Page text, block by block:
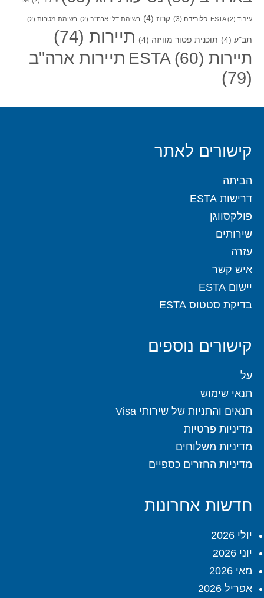
עיבוד ESTA (2) פלורידה (3) קרוז (4) רשימת דלי ארה"ב (2) רשימת מטרות (2)
תב"ע (4) תוכנית פטור מוויזה (4) תיירות (74)
תיירות ESTA (60)
תיירות ארה"ב
(79)
קישורים לאתר
הביתה
דרישות ESTA
פולקסווגן
שירותים
עזרה
איש קשר
יישום ESTA
בדיקת סטטוס ESTA
קישורים נוספים
על
תנאי שימוש
תנאים והתניות של שירותי Visa
מדיניות פרטיות
מדיניות משלוחים
מדיניות החזרים כספיים
חדשות אחרונות
יולי 2026
יוני 2026
מאי 2026
אפריל 2026